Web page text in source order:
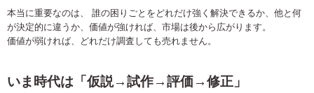
本当に重要なのは、
誰の困りごとをどれだけ強く解決できるか、他と何
が決定的に違うか、価値が強ければ、市場は後から広がります。
価値が弱ければ、どれだけ調査しても売れません。
いま時代は「仮説→試作→評価→修正」